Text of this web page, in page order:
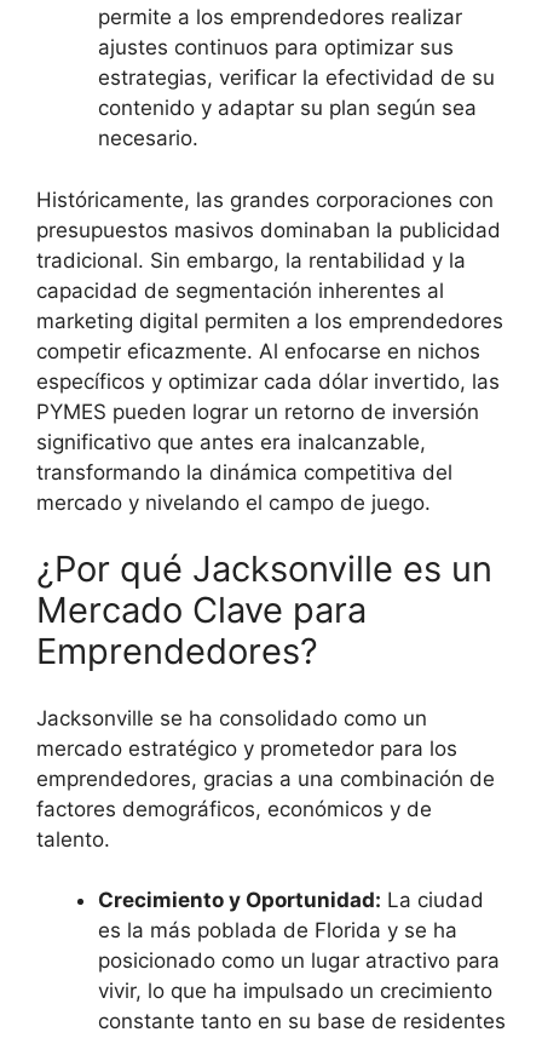
permite a los emprendedores realizar
ajustes continuos para optimizar sus
estrategias, verificar la efectividad de su
contenido y adaptar su plan según sea
necesario.
Históricamente, las grandes corporaciones con
presupuestos masivos dominaban la publicidad
tradicional. Sin embargo, la rentabilidad y la
capacidad de segmentación inherentes al
marketing digital permiten a los emprendedores
competir eficazmente. Al enfocarse en nichos
específicos y optimizar cada dólar invertido, las
PYMES pueden lograr un retorno de inversión
significativo que antes era inalcanzable,
transformando la dinámica competitiva del
mercado y nivelando el campo de juego.
¿Por qué Jacksonville es un
Mercado Clave para
Emprendedores?
Jacksonville se ha consolidado como un
mercado estratégico y prometedor para los
emprendedores, gracias a una combinación de
factores demográficos, económicos y de
talento.
Crecimiento y Oportunidad: La ciudad
es la más poblada de Florida y se ha
posicionado como un lugar atractivo para
vivir, lo que ha impulsado un crecimiento
constante tanto en su base de residentes